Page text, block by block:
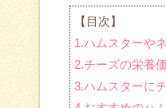
【目次】
1.ハムスターや
2.チーズの栄養価
3.ハムスターに